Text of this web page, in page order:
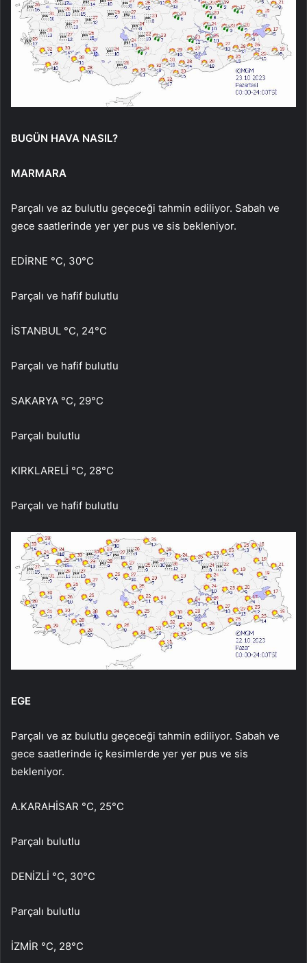
BUGÜN HAVA NASIL?
MARMARA
Parçalı ve az bulutlu geçeceği tahmin ediliyor. Sabah ve
gece saatlerinde yer yer pus ve sis bekleniyor.
EDİRNE °C, 30°C
Parçalı ve hafif bulutlu
İSTANBUL °C, 24°C
Parçalı ve hafif bulutlu
SAKARYA °C, 29°C
Parçalı bulutlu
KIRKLARELİ °C, 28°C
Parçalı ve hafif bulutlu
EGE
Parçalı ve az bulutlu geçeceği tahmin ediliyor. Sabah ve
gece saatlerinde iç kesimlerde yer yer pus ve sis
bekleniyor.
A.KARAHİSAR °C, 25°C
Parçalı bulutlu
DENİZLİ °C, 30°C
Parçalı bulutlu
İZMİR °C, 28°C